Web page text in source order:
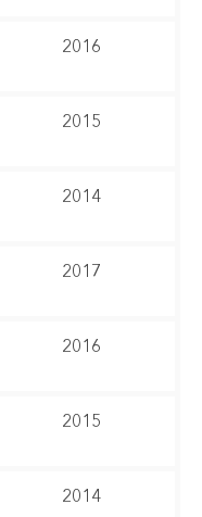
2016
2015
2014
2017
2016
2015
2014